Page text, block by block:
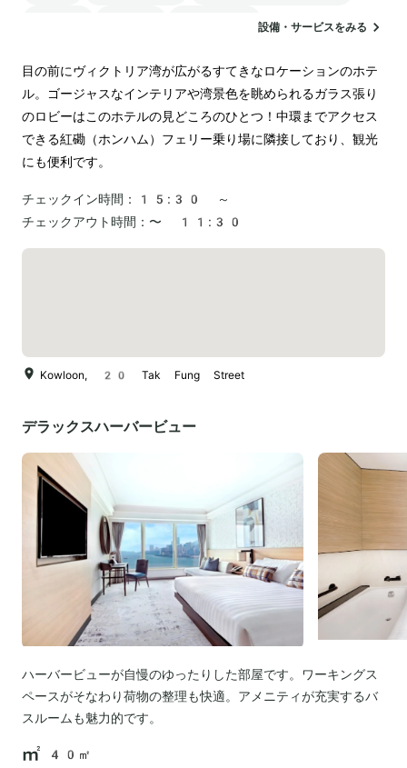
設備・サービスをみる
目の前にヴィクトリア湾が広がるすてきなロケーションのホテ
ル。ゴージャスなインテリアや湾景色を眺められるガラス張り
のロビーはこのホテルの見どころのひとつ！中環までアクセス
できる紅磡（ホンハム）フェリー乗り場に隣接しており、観光
にも便利です。
チェックイン時間：
15:30 ～
チェックアウト時間： 〜 11:30
Kowloon, 20 Tak Fung Street
デラックスハーバービュー
ハーバービューが自慢のゆったりした部屋です。ワーキングス
ペースがそなわり荷物の整理も快適。アメニティが充実するバ
スルームも魅力的です。
40㎡